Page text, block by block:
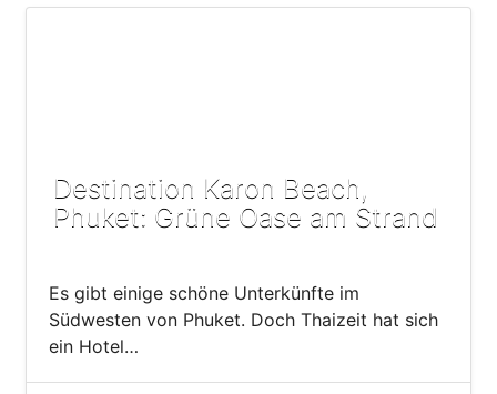
Destination Karon Beach,
Phuket: Grüne Oase am Strand
Es gibt einige schöne Unterkünfte im
Südwesten von Phuket. Doch Thaizeit hat sich
ein Hotel…